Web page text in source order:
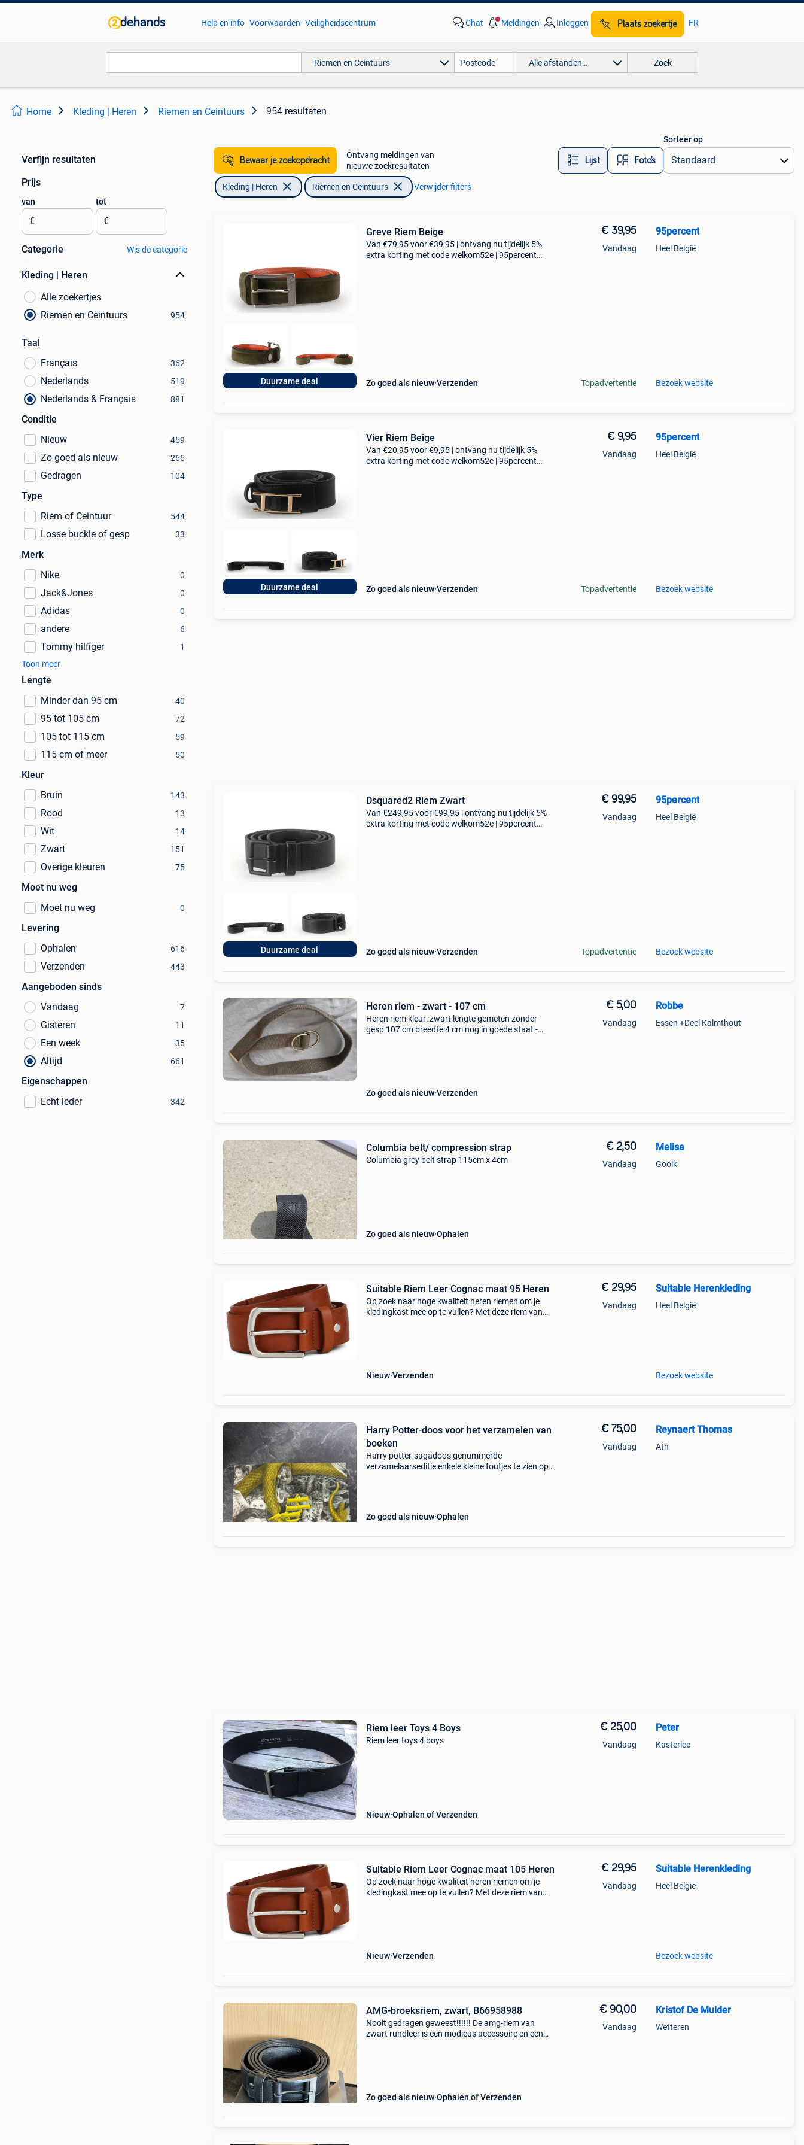
Help en info Voorwaarden Veiligheidscentrum Chat Meldingen Inloggen Plaats zoekertje FR
Riemen en Ceintuurs Alle afstanden… Zoek
Home Kleding | Heren Riemen en Ceintuurs 954 resultaten
Verfijn resultaten
Prijs
van
€
tot
€
Categorie Wis de categorie
Kleding | Heren
Alle zoekertjes
Riemen en Ceintuurs
954
Taal
Français
362
Nederlands 519
Nederlands & Français 881
Conditie
Nieuw
459
Zo goed als nieuw 266
Gedragen 104
Type
Riem of Ceintuur
544
Losse buckle of gesp 33
Merk
Nike
0
Jack&Jones 0
Adidas 0
andere 6
Tommy hilfiger
1
Toon meer
Lengte
Minder dan 95 cm
40
95 tot 105 cm 72
105 tot 115 cm 59
115 cm of meer 50
Kleur
Bruin
143
Rood 13
Wit 14
Zwart 151
Overige kleuren 75
Moet nu weg
Moet nu weg
0
Levering
Ophalen
616
Verzenden 443
Aangeboden sinds
Vandaag
7
Gisteren 11
Een week 35
Altijd 661
Eigenschappen
Echt leder
342
Bewaar je zoekopdracht
Ontvang meldingen van
nieuwe zoekresultaten
Lijst Foto’s
Sorteer op
Kleding | Heren Riemen en Ceintuurs Verwijder filters
Duurzame deal
Greve Riem Beige
Van €79,95 voor €39,95 | ontvang nu tijdelijk 5%
extra korting met code welkom52e | 95percent
Zo goed als nieuw Verzenden
€ 39,95
Vandaag
Topadvertentie
95percent
Heel België
Bezoek website
Duurzame deal
Vier Riem Beige
Van €20,95 voor €9,95 | ontvang nu tijdelijk 5%
extra korting met code welkom52e | 95percent
Zo goed als nieuw Verzenden
€ 9,95
Vandaag
Topadvertentie
95percent
Heel België
Bezoek website
Duurzame deal
Dsquared2 Riem Zwart
Van €249,95 voor €99,95 | ontvang nu tijdelijk 5%
extra korting met code welkom52e | 95percent
Zo goed als nieuw Verzenden
€ 99,95
Vandaag
Topadvertentie
95percent
Heel België
Bezoek website
Heren riem - zwart - 107 cm
Heren riem kleur: zwart lengte gemeten zonder
gesp 107 cm breedte 4 cm nog in goede staat -
Zo goed als nieuw Verzenden
€ 5,00
Vandaag
Robbe
Essen +Deel Kalmthout
Columbia belt/ compression strap
Columbia grey belt strap 115cm x 4cm
Zo goed als nieuw Ophalen
€ 2,50
Vandaag
Melisa
Gooik
Suitable Riem Leer Cognac maat 95 Heren
Op zoek naar hoge kwaliteit heren riemen om je
kledingkast mee op te vullen? Met deze riem van
Nieuw Verzenden
€ 29,95
Vandaag
Suitable Herenkleding
Heel België
Bezoek website
Harry Potter-doos voor het verzamelen van
boeken
Harry potter-sagadoos genummerde
verzamelaarseditie enkele kleine foutjes te zien op
Zo goed als nieuw Ophalen
€ 75,00
Vandaag
Reynaert Thomas
Ath
Riem leer Toys 4 Boys
Riem leer toys 4 boys
Nieuw Ophalen of Verzenden
€ 25,00
Vandaag
Peter
Kasterlee
Suitable Riem Leer Cognac maat 105 Heren
Op zoek naar hoge kwaliteit heren riemen om je
kledingkast mee op te vullen? Met deze riem van
Nieuw Verzenden
€ 29,95
Vandaag
Suitable Herenkleding
Heel België
Bezoek website
AMG-broeksriem, zwart, B66958988
Nooit gedragen geweest!!!!!! De amg-riem van
zwart rundleer is een modieus accessoire en een
Zo goed als nieuw Ophalen of Verzenden
€ 90,00
Vandaag
Kristof De Mulder
Wetteren